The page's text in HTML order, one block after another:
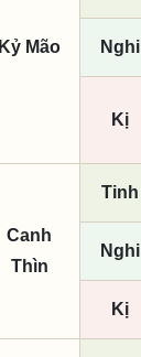
Kỷ Mão Nghi
Kị
Canh
Thìn
Tinh
Nghi
Kị